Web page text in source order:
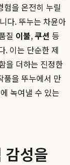
험을 온전히 누릴
다. 뚜누는 차윤아
질 이불,쿠션 등
. 이는 단순한 제
을 더하는 진정한
품을 뚜누에서 만
녹여낼 수 있는
감성을